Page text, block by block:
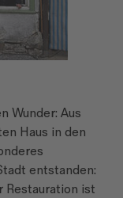
Wunder: Aus
Haus in den
entstanden:
Restauration ist